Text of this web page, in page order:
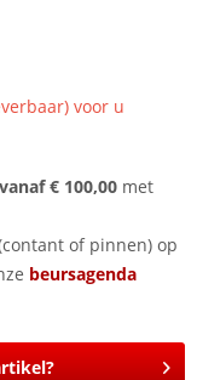
voor u
€ 100,00 met
of pinnen) op
beursagenda